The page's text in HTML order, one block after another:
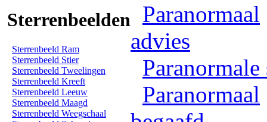
Sterrenbeelden
Sterrenbeeld Ram
Sterrenbeeld Stier
Sterrenbeeld Tweelingen
Sterrenbeeld Kreeft
Sterrenbeeld Leeuw
Sterrenbeeld Maagd
Sterrenbeeld Weegschaal
Paranormaal
advies
Paranormale
Paranormaal